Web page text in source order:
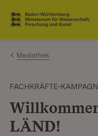
Zum Inhalt springen
Link zur Startseite
Mediathek
FACHKRÄFTE-
LÄND!